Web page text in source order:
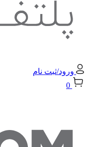
ورود/ثبت نام
0